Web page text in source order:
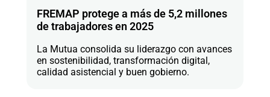
FREMAP protege a más de 5,2 millones
de trabajadores en 2025
La Mutua consolida su liderazgo con avances
en sostenibilidad, transformación digital,
calidad asistencial y buen gobierno.